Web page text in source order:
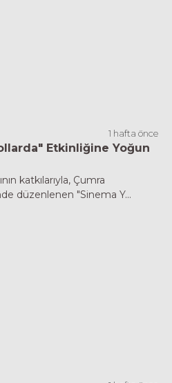
1 hafta önce
Etkinliğine Yoğun
katkılarıyla, Çumra
düzenlenen "Sinema Y...